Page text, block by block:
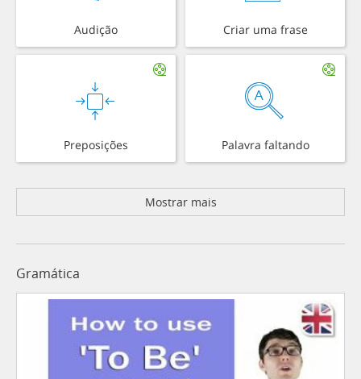
Audição Criar uma frase
Preposições Palavra faltando
Mostrar mais
Gramática